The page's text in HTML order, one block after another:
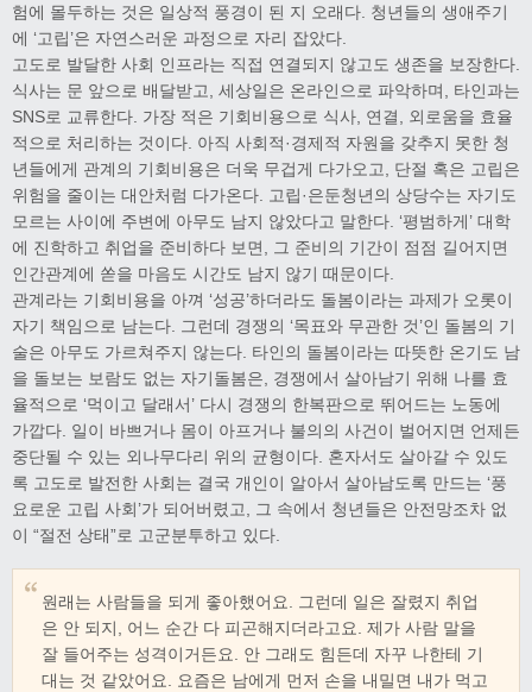
험에 몰두하는 것은 일상적 풍경이 된 지 오래다. 청년들의 생애주기
에 ‘고립’은 자연스러운 과정으로 자리 잡았다.
고도로 발달한 사회 인프라는 직접 연결되지 않고도 생존을 보장한다.
식사는 문 앞으로 배달받고, 세상일은 온라인으로 파악하며, 타인과는
SNS로 교류한다. 가장 적은 기회비용으로 식사, 연결, 외로움을 효율
적으로 처리하는 것이다. 아직 사회적·경제적 자원을 갖추지 못한 청
년들에게 관계의 기회비용은 더욱 무겁게 다가오고, 단절 혹은 고립은
위험을 줄이는 대안처럼 다가온다. 고립·은둔청년의 상당수는 자기도
모르는 사이에 주변에 아무도 남지 않았다고 말한다. ‘평범하게’ 대학
에 진학하고 취업을 준비하다 보면, 그 준비의 기간이 점점 길어지면
인간관계에 쏟을 마음도 시간도 남지 않기 때문이다.
관계라는 기회비용을 아껴 ‘성공’하더라도 돌봄이라는 과제가 오롯이
자기 책임으로 남는다. 그런데 경쟁의 ‘목표와 무관한 것’인 돌봄의 기
술은 아무도 가르쳐주지 않는다. 타인의 돌봄이라는 따뜻한 온기도 남
을 돌보는 보람도 없는 자기돌봄은, 경쟁에서 살아남기 위해 나를 효
율적으로 ‘먹이고 달래서’ 다시 경쟁의 한복판으로 뛰어드는 노동에
가깝다. 일이 바쁘거나 몸이 아프거나 불의의 사건이 벌어지면 언제든
중단될 수 있는 외나무다리 위의 균형이다. 혼자서도 살아갈 수 있도
록 고도로 발전한 사회는 결국 개인이 알아서 살아남도록 만드는 ‘풍
요로운 고립 사회’가 되어버렸고, 그 속에서 청년들은 안전망조차 없
이 “절전 상태”로 고군분투하고 있다.
원래는 사람들을 되게 좋아했어요. 그런데 일은 잘렸지 취업
은 안 되지, 어느 순간 다 피곤해지더라고요. 제가 사람 말을
잘 들어주는 성격이거든요. 안 그래도 힘든데 자꾸 나한테 기
대는 것 같았어요. 요즘은 남에게 먼저 손을 내밀면 내가 먹고